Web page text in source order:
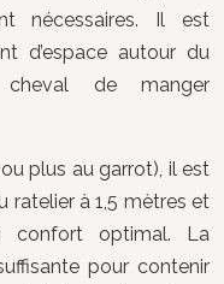
nécessaires. Il est
d’espace autour du
de manger
plus au garrot), il est
ratelier à 1,5 mètres et
optimal. La
pour contenir